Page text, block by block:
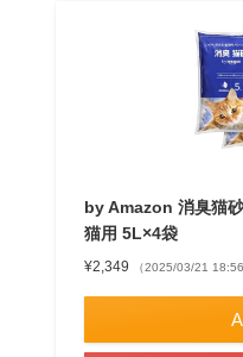
by Amazon 消臭猫
猫用 5L×4袋
¥2,349 （2025/03/21